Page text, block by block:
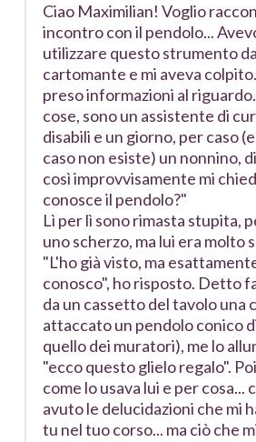
Ciao Maximilian! Voglio
incontro con il pendolo...
utilizzare questo strumento
cartomante e mi aveva
preso informazioni al
cose, sono un assistente di
disabili e un giorno, per caso
caso non esiste) un nonnino,
così improvvisamente mi
conosce il pendolo?"
Lì per lì sono rimasta stupita,
uno scherzo, ma lui era molto
"L'ho già visto, ma
conosco", ho risposto. Detto
da un cassetto del tavolo una
attaccato un pendolo conico
quello dei muratori), me lo
"ecco questo glielo regalo".
come lo usava lui e per cosa...
avuto le delucidazioni che mi
tu nel tuo corso... ma ciò che